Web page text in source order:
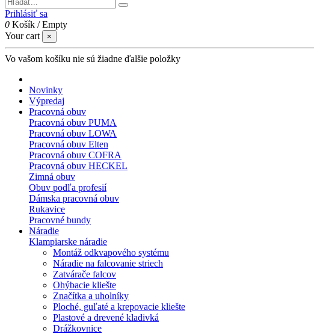
Prihlásiť sa
0 Košík /Empty
Your cart
×
Vo vašom košíku nie sú žiadne ďalšie položky
Novinky
Výpredaj
Pracovná obuv
Pracovná obuv PUMA
Pracovná obuv LOWA
Pracovná obuv Elten
Pracovná obuv COFRA
Pracovná obuv HECKEL
Zimná obuv
Obuv podľa profesií
Dámska pracovná obuv
Rukavice
Pracovné bundy
Náradie
Klampiarske náradie
Montáž odkvapového systému
Náradie na falcovanie striech
Zatvárače falcov
Ohýbacie kliešte
Značítka a uholníky
Ploché, guľaté a krepovacie kliešte
Plastové a drevené kladivká
Drážkovnice